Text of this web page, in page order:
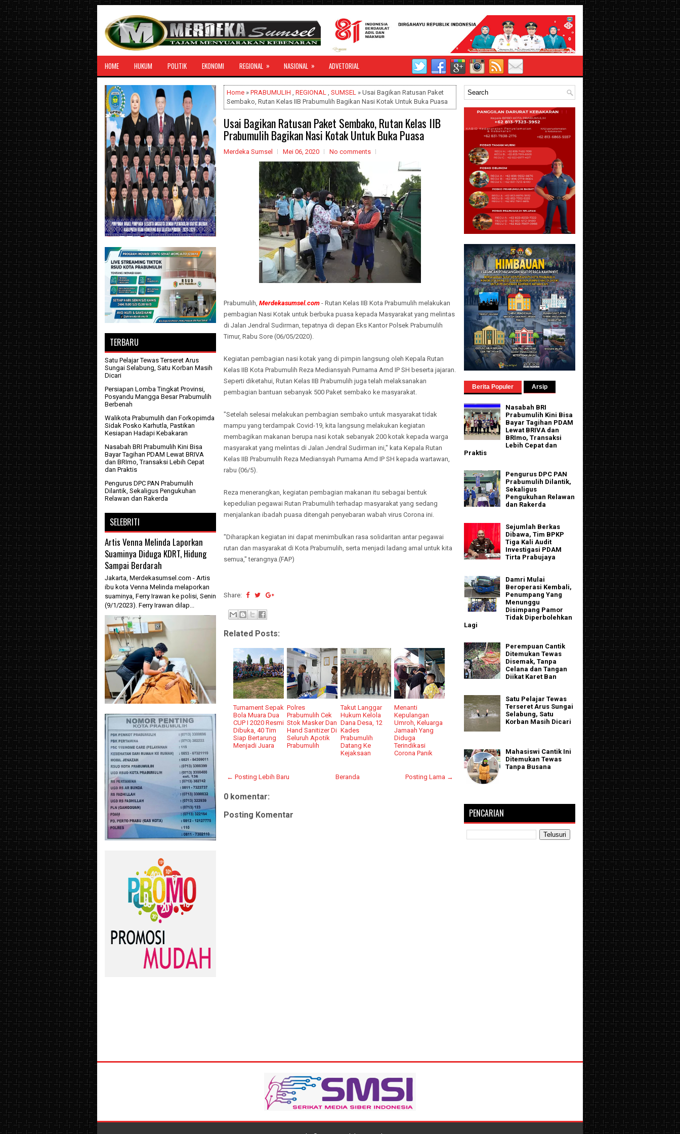
HOME HUKUM POLITIK EKONOMI REGIONAL » NASIONAL » ADVETORIAL
Home » PRABUMULIH , REGIONAL , SUMSEL » Usai Bagikan Ratusan Paket
Sembako, Rutan Kelas IIB Prabumulih Bagikan Nasi Kotak Untuk Buka Puasa
Usai Bagikan Ratusan Paket Sembako, Rutan Kelas IIB
Prabumulih Bagikan Nasi Kotak Untuk Buka Puasa
Merdeka Sumsel Mei 06, 2020 No comments
Prabumulih, Merdekasumsel.com - Rutan Kelas IIB Kota Prabumulih melakukan
pembagian Nasi Kotak untuk berbuka puasa kepada Masyarakat yang melintas
di Jalan Jendral Sudirman, tepatnya di depan Eks Kantor Polsek Prabumulih
Timur, Rabu Sore (06/05/2020).
Kegiatan pembagian nasi kotak yang di pimpin langsung oleh Kepala Rutan
Kelas IIB Kota Prabumulih Reza Mediansyah Purnama Amd IP SH beserta jajaran.
Seperti diketahui, Rutan Kelas IIB Prabumulih juga telah melaksanakan
pembagian bantuan sebanyak 500 Paket sembako ke masyarakat.
"Setelah selesai melakukan pembagian sembako untuk masyarakat tidak
mampu yang terdampak Covid-19, kita langsung melakukan kegiatan
membagikan makanan berupa nasi kotak sebanyak 200 kotak kepada warga
masyarakat yang melintas di Jalan Jendral Sudirman ini," kata Kepala Rutan
Kelas IIB Prabumulih Reza Mediansyah Purnama Amd IP SH kepada wartawan,
rabu (06/5).
Reza menerangkan, kegiatan pembagian makanan itu sebagai bentuk
kepedulian pegawai Rutan Prabumulih terhadap masyarakat yang sedang
menjalankan ibadah puasa ditengah penyebaran wabah virus Corona ini.
"Diharapkan kegiatan ini dapat menimbulkan rasa solidaritan antar pegawai
rutan dan masyarakat di Kota Prabumulih, serta menjadi ladang amal untuk kita
semua," terangnya.(FAP)
Share:
Related Posts:
Turnament Sepak
Bola Muara Dua
CUP I 2020 Resmi
Dibuka, 40 Tim
Siap Bertarung
Menjadi Juara
Polres
Prabumulih Cek
Stok Masker Dan
Hand Sanitizer Di
Seluruh Apotik
Prabumulih
Takut Langgar
Hukum Kelola
Dana Desa, 12
Kades
Prabumulih
Datang Ke
Kejaksaan
Menanti
Kepulangan
Umroh, Keluarga
Jamaah Yang
Diduga
Terindikasi
Corona Panik
← Posting Lebih Baru Posting Lama →
Beranda
0 komentar:
Posting Komentar
TERBARU
Satu Pelajar Tewas Terseret Arus
Sungai Selabung, Satu Korban Masih
Dicari
Persiapan Lomba Tingkat Provinsi,
Posyandu Mangga Besar Prabumulih
Berbenah
Walikota Prabumulih dan Forkopimda
Sidak Posko Karhutla, Pastikan
Kesiapan Hadapi Kebakaran
Nasabah BRI Prabumulih Kini Bisa
Bayar Tagihan PDAM Lewat BRIVA
dan BRImo, Transaksi Lebih Cepat
dan Praktis
Pengurus DPC PAN Prabumulih
Dilantik, Sekaligus Pengukuhan
Relawan dan Rakerda
SELEBRITI
Artis Venna Melinda Laporkan
Suaminya Diduga KDRT, Hidung
Sampai Berdarah
Jakarta, Merdekasumsel.com - Artis
ibu kota Venna Melinda melaporkan
suaminya, Ferry Irawan ke polisi, Senin
(9/1/2023). Ferry Irawan dilap...
Berita Populer Arsip
Nasabah BRI
Prabumulih Kini Bisa
Bayar Tagihan PDAM
Lewat BRIVA dan
BRImo, Transaksi
Lebih Cepat dan
Praktis
Pengurus DPC PAN
Prabumulih Dilantik,
Sekaligus
Pengukuhan Relawan
dan Rakerda
Sejumlah Berkas
Dibawa, Tim BPKP
Tiga Kali Audit
Investigasi PDAM
Tirta Prabujaya
Damri Mulai
Beroperasi Kembali,
Penumpang Yang
Menunggu
Disimpang Pamor
Tidak Diperbolehkan
Lagi
Perempuan Cantik
Ditemukan Tewas
Disemak, Tanpa
Celana dan Tangan
Diikat Karet Ban
Satu Pelajar Tewas
Terseret Arus Sungai
Selabung, Satu
Korban Masih Dicari
Mahasiswi Cantik Ini
Ditemukan Tewas
Tanpa Busana
PENCARIAN